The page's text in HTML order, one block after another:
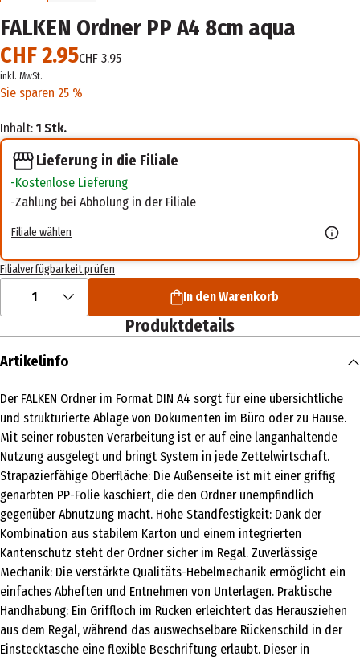
FALKEN Ordner PP A4 8cm aqua
CHF 2.95CHF 3.95
inkl. MwSt.
Sie sparen 25 %
Inhalt: 1 Stk.
Lieferung in die Filiale
Kostenlose Lieferung
Zahlung bei Abholung in der Filiale
Filiale wählen
Filialverfügbarkeit prüfen
1 In den Warenkorb
Produktdetails
Artikelinfo
Der FALKEN Ordner im Format DIN A4 sorgt für eine übersichtliche
und strukturierte Ablage von Dokumenten im Büro oder zu Hause.
Mit seiner robusten Verarbeitung ist er auf eine langanhaltende
Nutzung ausgelegt und bringt System in jede Zettelwirtschaft.
Strapazierfähige Oberfläche: Die Außenseite ist mit einer griffig
genarbten PP-Folie kaschiert, die den Ordner unempfindlich
gegenüber Abnutzung macht. Hohe Standfestigkeit: Dank der
Kombination aus stabilem Karton und einem integrierten
Kantenschutz steht der Ordner sicher im Regal. Zuverlässige
Mechanik: Die verstärkte Qualitäts-Hebelmechanik ermöglicht ein
einfaches Abheften und Entnehmen von Unterlagen. Praktische
Handhabung: Ein Griffloch im Rücken erleichtert das Herausziehen
aus dem Regal, während das auswechselbare Rückenschild in der
Einstecktasche eine flexible Beschriftung erlaubt. Dieser in